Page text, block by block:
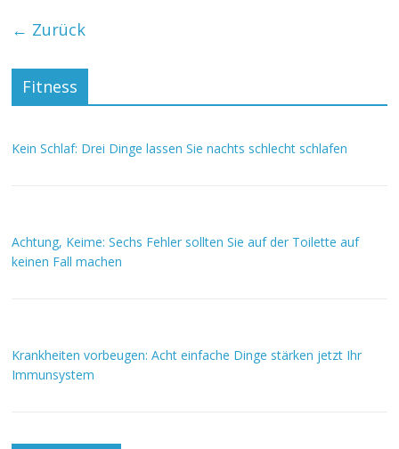
← Zurück
Fitness
Kein Schlaf: Drei Dinge lassen Sie nachts schlecht schlafen
Achtung, Keime: Sechs Fehler sollten Sie auf der Toilette auf
keinen Fall machen
Krankheiten vorbeugen: Acht einfache Dinge stärken jetzt Ihr
Immunsystem